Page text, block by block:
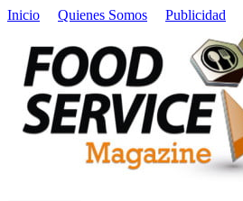
Inicio Quienes Somos Publicidad